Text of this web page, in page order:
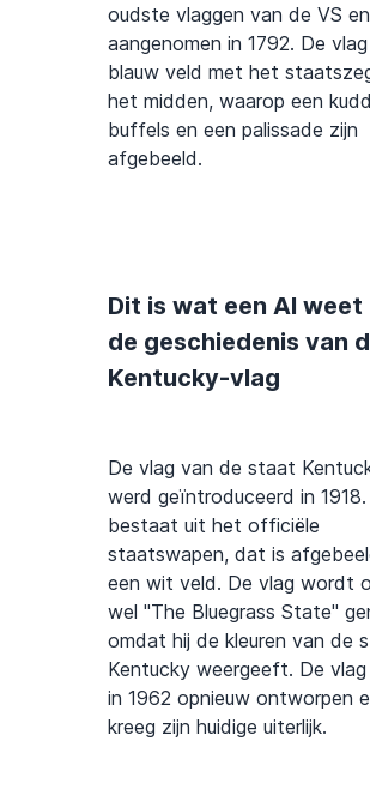
oudste vlaggen van de VS
aangenomen in 1792. De
blauw veld met het
het midden, waarop een
buffels en een palissade zijn
afgebeeld.
Dit is wat een AI weet
de geschiedenis van
Kentucky-vlag
De vlag van de staat
werd geïntroduceerd in 1918.
bestaat uit het officiële
staatswapen, dat is
een wit veld. De vlag wordt
wel "The Bluegrass State"
omdat hij de kleuren van de
Kentucky weergeeft. De vlag
in 1962 opnieuw ontworpen
kreeg zijn huidige uiterlijk.